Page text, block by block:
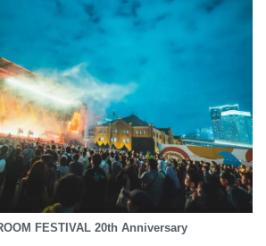
FESTIVAL 20th Anniversary